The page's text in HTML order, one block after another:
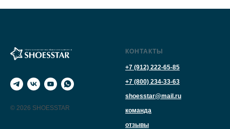
© 2026 SHOESSTAR
КОНТАКТЫ
+7 (912) 222-65-85
+7 (800) 234-33-63
shoesstar@mail.ru
команда
отзывы